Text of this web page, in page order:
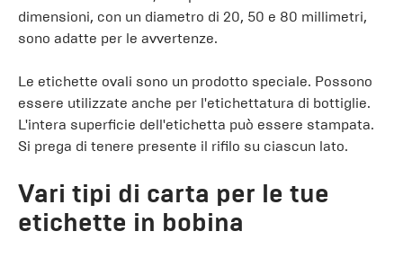
dimensioni, con un diametro di 20, 50 e 80 millimetri,
sono adatte per le avvertenze.
Le etichette ovali sono un prodotto speciale. Possono
essere utilizzate anche per l'etichettatura di bottiglie.
L'intera superficie dell'etichetta può essere stampata.
Si prega di tenere presente il rifilo su ciascun lato.
Vari tipi di carta per le tue
etichette in bobina